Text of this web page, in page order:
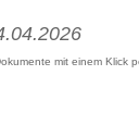
mit einem Klick